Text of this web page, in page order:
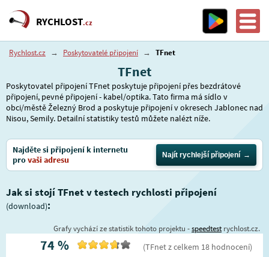
RYCHLOST.cz
Rychlost.cz → Poskytovatelé připojení → TFnet
TFnet
Poskytovatel připojení TFnet poskytuje připojení přes bezdrátové
připojení, pevné připojení - kabel/optika. Tato firma má sídlo v
obci/městě Železný Brod a poskytuje připojení v okresech Jablonec nad
Nisou, Semily. Detailní statistiky testů můžete nalézt níže.
Najděte si připojení k internetu
provaši adresu Najít rychlejší připojení
Jak si stojí TFnet v testech rychlosti připojení
(download):
Grafy vychází ze statistik tohoto projektu -speedtestrychlost.cz.
74 % (TFnetz celkem 18hodnocení)